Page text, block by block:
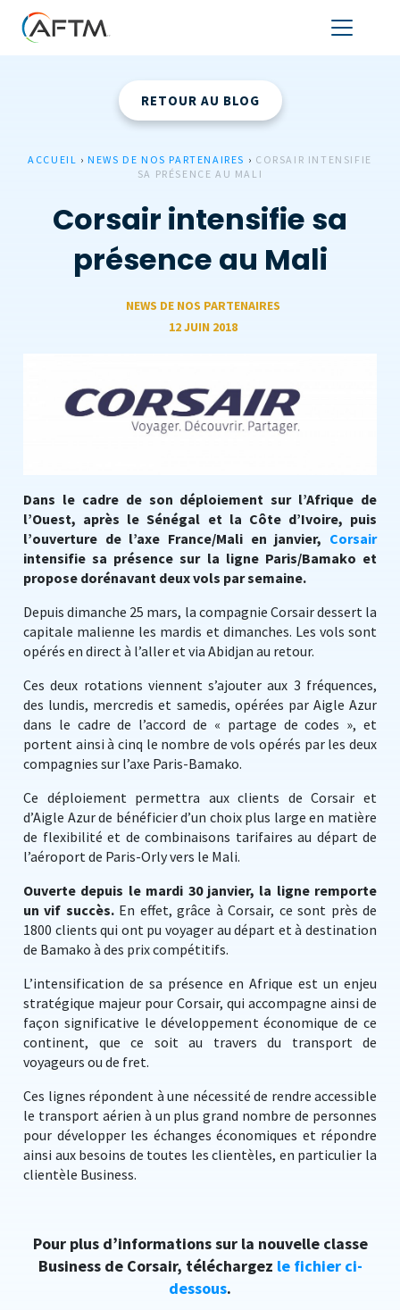
RETOUR AU BLOG
ACCUEIL › NEWS DE NOS PARTENAIRES › CORSAIR INTENSIFIE
SA PRÉSENCE AU MALI
Corsair intensifie sa
présence au Mali
NEWS DE NOS PARTENAIRES
12 JUIN 2018
Dans le cadre de son déploiement sur l’Afrique de
l’Ouest, après le Sénégal et la Côte d’Ivoire, puis
l’ouverture de l’axe France/Mali en janvier, Corsair
intensifie sa présence sur la ligne Paris/Bamako et
propose dorénavant deux vols par semaine.
Depuis dimanche 25 mars, la compagnie Corsair dessert la
capitale malienne les mardis et dimanches. Les vols sont
opérés en direct à l’aller et via Abidjan au retour.
Ces deux rotations viennent s’ajouter aux 3 fréquences,
des lundis, mercredis et samedis, opérées par Aigle Azur
dans le cadre de l’accord de « partage de codes », et
portent ainsi à cinq le nombre de vols opérés par les deux
compagnies sur l’axe Paris-Bamako.
Ce déploiement permettra aux clients de Corsair et
d’Aigle Azur de bénéficier d’un choix plus large en matière
de flexibilité et de combinaisons tarifaires au départ de
l’aéroport de Paris-Orly vers le Mali.
Ouverte depuis le mardi 30 janvier, la ligne remporte
un vif succès. En effet, grâce à Corsair, ce sont près de
1800 clients qui ont pu voyager au départ et à destination
de Bamako à des prix compétitifs.
L’intensification de sa présence en Afrique est un enjeu
stratégique majeur pour Corsair, qui accompagne ainsi de
façon significative le développement économique de ce
continent, que ce soit au travers du transport de
voyageurs ou de fret.
Ces lignes répondent à une nécessité de rendre accessible
le transport aérien à un plus grand nombre de personnes
pour développer les échanges économiques et répondre
ainsi aux besoins de toutes les clientèles, en particulier la
clientèle Business.
Pour plus d’informations sur la nouvelle classe
Business de Corsair, téléchargez le fichier ci-
dessous.